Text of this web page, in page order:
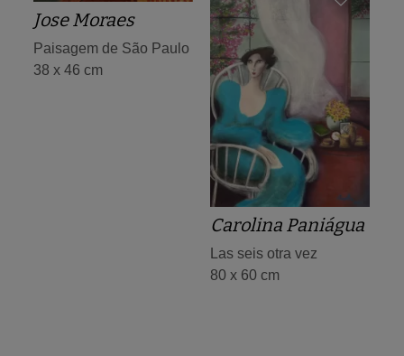
Jose Moraes
Paisagem de São Paulo
38 x 46 cm
Carolina Paniágua
Las seis otra vez
80 x 60 cm